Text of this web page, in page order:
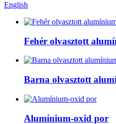
English
Fehér olvasztott
Barna olvasztott
Alumínium-oxid por